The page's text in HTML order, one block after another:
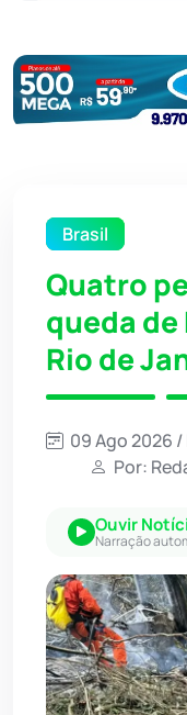
Brasil
Quatro
queda
Rio de
09 Ago 2026 /
Por:
Ouvir
Narração